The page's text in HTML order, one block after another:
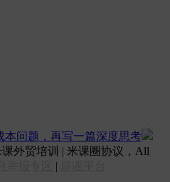
本问题，再写一篇深度思考
课外贸培训 | 米课圈协议，All
|